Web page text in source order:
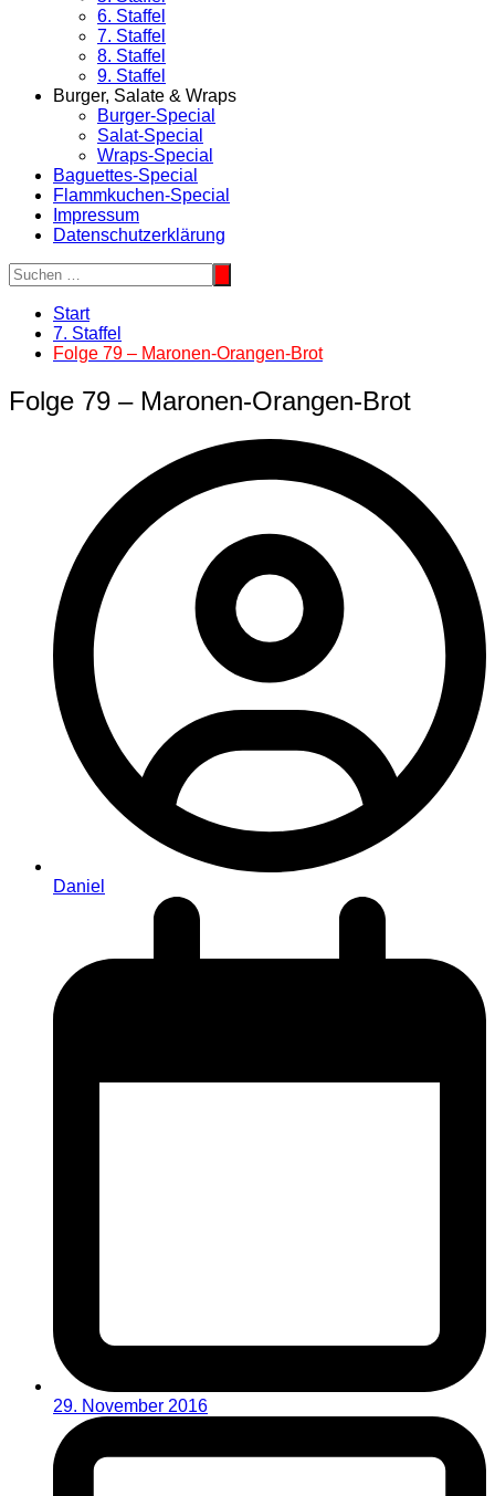
6. Staffel
7. Staffel
8. Staffel
9. Staffel
Burger, Salate & Wraps
Burger-Special
Salat-Special
Wraps-Special
Baguettes-Special
Flammkuchen-Special
Impressum
Datenschutzerklärung
Start
7. Staffel
Folge 79 – Maronen-Orangen-Brot
Folge 79 – Maronen-Orangen-Brot
Daniel
29. November 2016